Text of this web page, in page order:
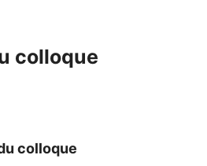
colloque
colloque